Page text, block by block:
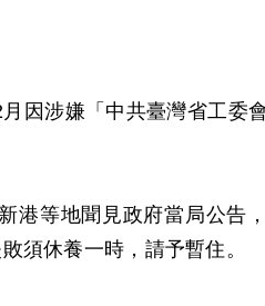
因涉嫌「中共臺灣省工委
等地聞見政府當局公告
須休養一時，請予暫住。